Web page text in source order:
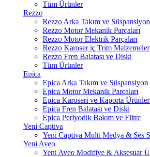
Tüm Ürünler
Rezzo
Rezzo Arka Takım ve Süspansiyon
Rezzo Motor Mekanik Parçaları
Rezzo Motor Elektrik Parçaları
Rezzo Karoser iç Trim
Rezzo Fren Balatası ve Diski
Tüm Ürünler
Epica
Epica Arka Takım ve Süspansiyon
Epica Motor Mekanik Parçaları
Epica Karoseri ve Kaporta
Epica Fren Balatası ve Diski
Epica Periyodik Bakım ve Filtre
Yeni Captiva
Yeni Captiva Multi Medya & Ses
Yeni Aveo
Yeni Aveo Modifiye & Aksesuar